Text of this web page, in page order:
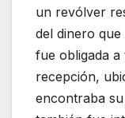
un revólver
del dinero
fue obligada
recepción,
encontraba